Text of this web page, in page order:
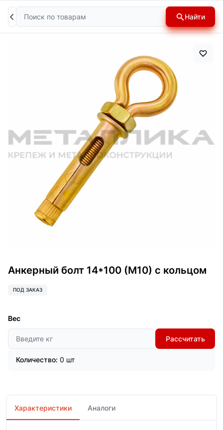
Поиск Найти
Анкерный болт 14*100 (М10) с кольцом
ПОД ЗАКАЗ
Вес
Рассчитать
Количество: 0 шт
Характеристики Аналоги